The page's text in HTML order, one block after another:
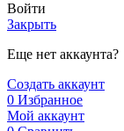
Войти
Закрыть
Еще нет аккаунта?
Создать аккаунт
0 Избранное
Мой аккаунт